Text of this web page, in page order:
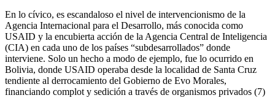
En lo cívico, es escandaloso el nivel de intervencionismo de la
Agencia Internacional para el Desarrollo, más conocida como
USAID y la encubierta acción de la Agencia Central de Inteligencia
(CIA) en cada uno de los países “subdesarrollados” donde
interviene. Solo un hecho a modo de ejemplo, fue lo ocurrido en
Bolivia, donde USAID operaba desde la localidad de Santa Cruz
tendiente al derrocamiento del Gobierno de Evo Morales,
financiando complot y sedición a través de organismos privados (7)